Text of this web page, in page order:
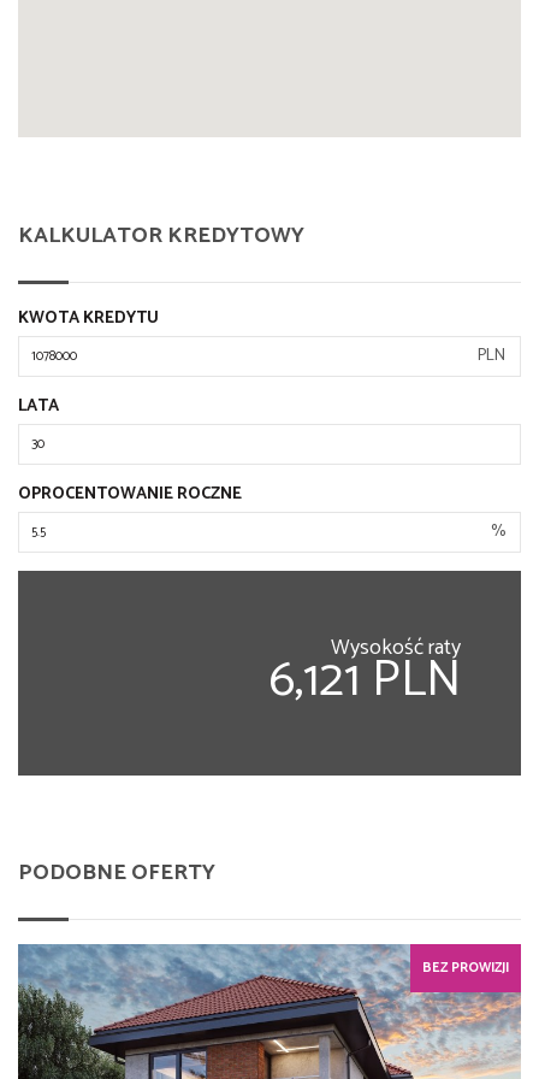
KALKULATOR KREDYTOWY
KWOTA KREDYTU
PLN
LATA
OPROCENTOWANIE ROCZNE
%
Wysokość raty
6,121 PLN
PODOBNE OFERTY
BEZ PROWIZJI